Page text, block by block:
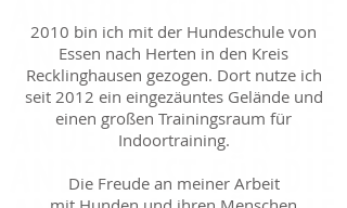
2010 bin ich mit der Hundeschule von
Essen nach Herten in den Kreis
Recklinghausen gezogen. Dort nutze ich
seit 2012 ein eingezäuntes Gelände und
einen großen Trainingsraum für
Indoortraining.
Die Freude an meiner Arbeit